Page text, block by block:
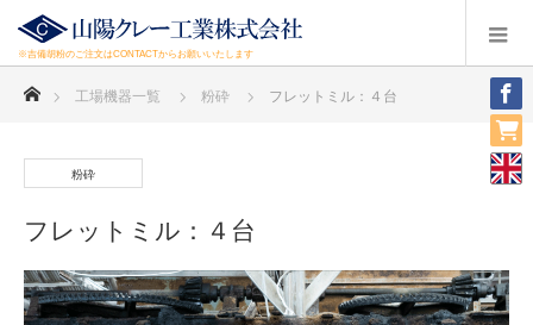
※吉備胡粉のご注文はCONTACTからお願いいたします
ホーム
工場機器一覧 粉砕 フレットミル：４台
粉砕
フレットミル：４台